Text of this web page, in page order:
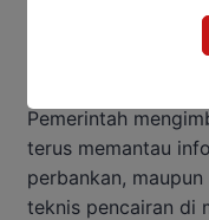
pensiunan
Pemerintah
terus memantau
perbankan,
teknis pencairan di